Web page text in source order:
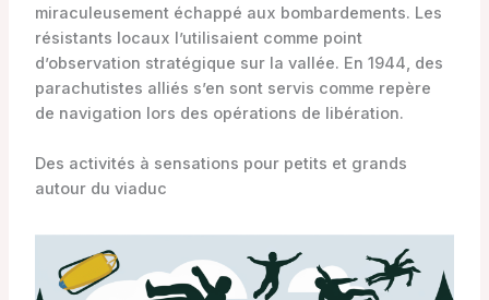
miraculeusement échappé aux bombardements. Les
résistants locaux l’utilisaient comme point
d’observation stratégique sur la vallée. En 1944, des
parachutistes alliés s’en sont servis comme repère
de navigation lors des opérations de libération.
Des activités à sensations pour petits et grands
autour du viaduc